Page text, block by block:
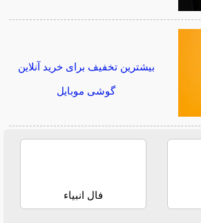
بیشترین تخفیف برای خرید آنلاین
گوشی موبایل
فال انبیاء